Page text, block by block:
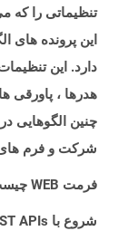
تنظیماتی را که
این پرونده های
دارد. این
هدرها ،
چنین الگوهایی
شرکت و فرم های
فرمت WEB چیست؟